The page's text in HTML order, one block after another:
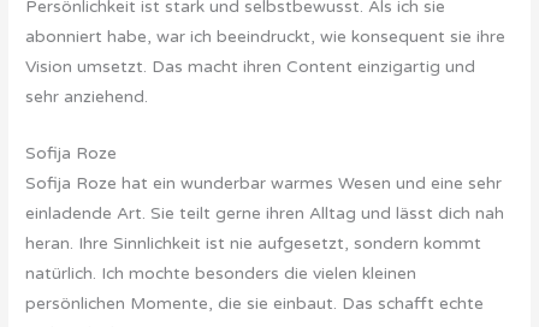
Persönlichkeit ist stark und selbstbewusst. Als ich sie
abonniert habe, war ich beeindruckt, wie konsequent sie ihre
Vision umsetzt. Das macht ihren Content einzigartig und
sehr anziehend.
Sofija Roze
Sofija Roze hat ein wunderbar warmes Wesen und eine sehr
einladende Art. Sie teilt gerne ihren Alltag und lässt dich nah
heran. Ihre Sinnlichkeit ist nie aufgesetzt, sondern kommt
natürlich. Ich mochte besonders die vielen kleinen
persönlichen Momente, die sie einbaut. Das schafft echte